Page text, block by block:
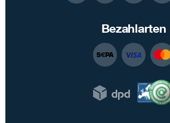
Bezahlarten